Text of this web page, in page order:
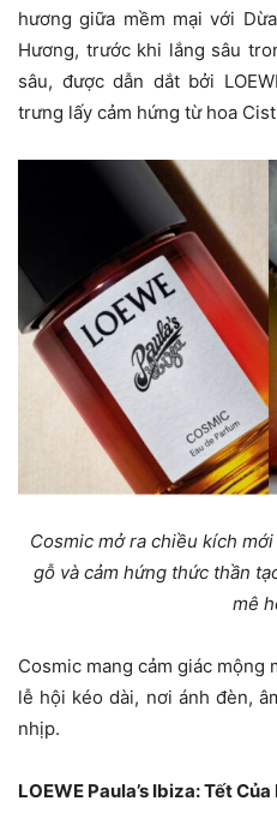
hương giữa mềm mại với
Hương, trước khi lắng sâu
sâu, được dẫn dắt bởi
trưng lấy cảm hứng từ hoa
Cosmic mở ra chiều kích
gỗ và cảm hứng thức thần
mê
Cosmic mang cảm giác
lễ hội kéo dài, nơi ánh đèn,
nhịp.
LOEWE Paula’s Ibiza: Tết